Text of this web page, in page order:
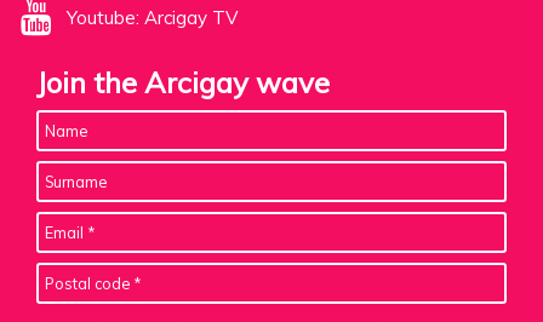
Youtube: Arcigay TV
Join the Arcigay wave